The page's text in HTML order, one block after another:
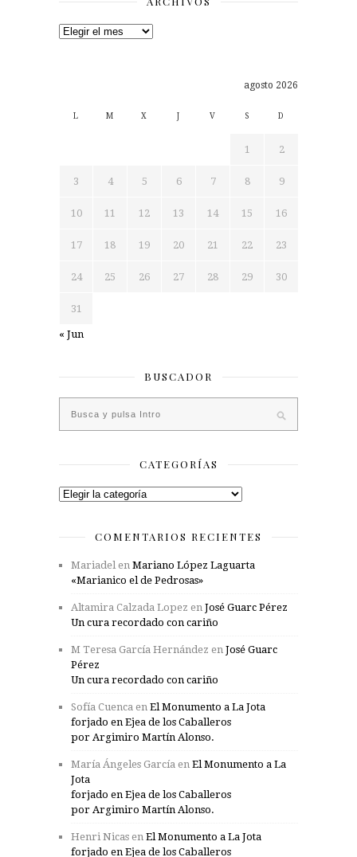
Archivos
agosto 2026
L M X J V S D
1 2
3 4 5 6 7 8 9
10 11 12 13 14 15 16
17 18 19 20 21 22 23
24 25 26 27 28 29 30
31
« Jun
BUSCADOR
CATEGORÍAS
Categorías
COMENTARIOS RECIENTES
Mariadelen Mariano López Laguarta
«Marianico el de Pedrosas»
Altamira Calzada Lopez en José Guarc Pérez
Un cura recordado con cariño
M Teresa García Hernández en José Guarc
Pérez
Un cura recordado con cariño
Sofía Cuenca en El Monumento a La Jota
forjado en Ejea de los Caballeros
por Argimiro Martín Alonso.
María Ángeles García en El Monumento a La
Jota
forjado en Ejea de los Caballeros
por Argimiro Martín Alonso.
Henri Nicas en El Monumento a La Jota
forjado en Ejea de los Caballeros